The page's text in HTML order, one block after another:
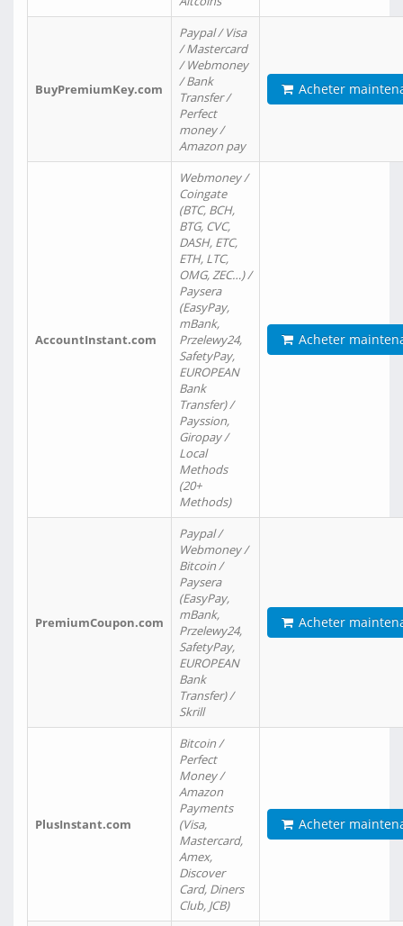
BuyPremiumKey.com
Paypal / Visa
/ Mastercard
/ Webmoney
/ Bank
Transfer /
Perfect
money /
Amazon pay
Acheter
AccountInstant.com
Webmoney /
Coingate
(BTC, BCH,
BTG, CVC,
DASH, ETC,
ETH, LTC,
OMG, ZEC…) /
Paysera
(EasyPay,
mBank,
Przelewy24,
SafetyPay,
EUROPEAN
Bank
Transfer) /
Payssion,
Giropay /
Local
Methods
(20+
Methods)
Acheter
PremiumCoupon.com
Paypal /
Webmoney /
Bitcoin /
Paysera
(EasyPay,
mBank,
Przelewy24,
SafetyPay,
EUROPEAN
Bank
Transfer) /
Skrill
Acheter
PlusInstant.com
Bitcoin /
Perfect
Money /
Amazon
Payments
(Visa,
Mastercard,
Amex,
Discover
Card, Diners
Club, JCB)
Acheter